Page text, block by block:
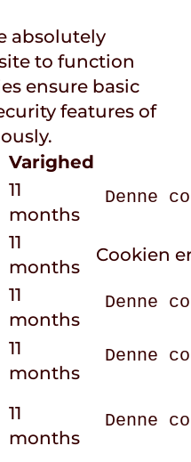
absolutely
to function
ensure basic
features of
Varighed
11
months
Denne
11
months
Cookien
11
months
Denne
11
months
Denne
11
months
Denne